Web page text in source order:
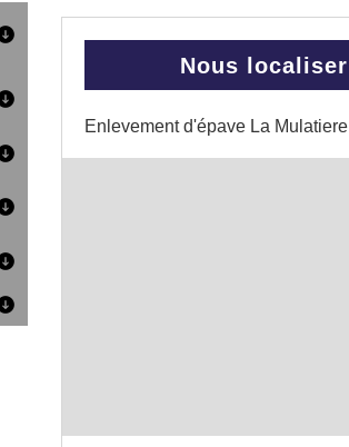
Nous localiser
Enlevement d'épave La Mulatiere